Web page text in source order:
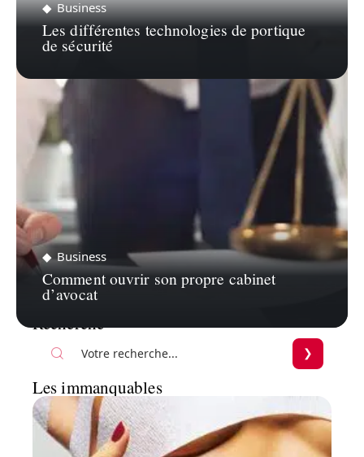
Business
Les différentes technologies de portique
de sécurité
Business
Comment ouvrir son propre cabinet
d’avocat
Recherche
Les immanquables